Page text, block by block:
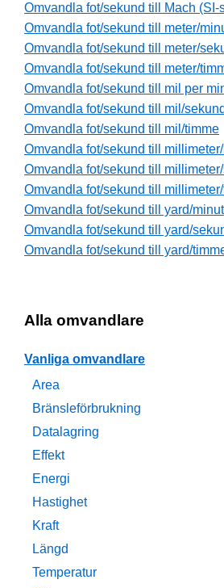
Omvandla fot/sekund till Mach (SI-
Omvandla fot/sekund till meter/
Omvandla fot/sekund till meter/
Omvandla fot/sekund till meter/
Omvandla fot/sekund till mil per
Omvandla fot/sekund till mil/sekund
Omvandla fot/sekund till mil/timme
Omvandla fot/sekund till
Omvandla fot/sekund till
Omvandla fot/sekund till
Omvandla fot/sekund till yard/minut
Omvandla fot/sekund till yard/
Omvandla fot/sekund till yard/
Alla omvandlare
Vanliga omvandlare
Area
Bränsleförbrukning
Datalagring
Effekt
Energi
Hastighet
Kraft
Längd
Temperatur